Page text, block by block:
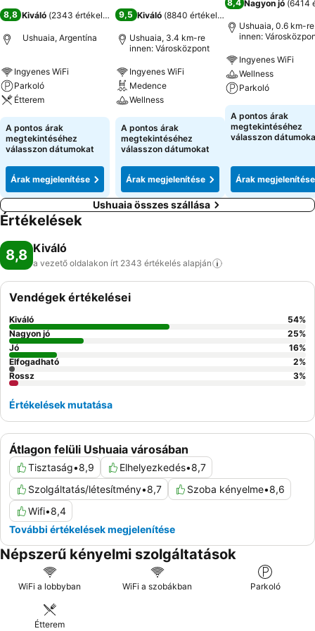
8,8 Kiváló (2343 értékelés
Ushuaia, Argentína
Ingyenes WiFi
Parkoló
Étterem
A pontos árak
megtekintéséhez
válasszon dátumokat
Árak megjelenítése
9,5 Kiváló (8840 értékelés
Ushuaia, 3.4 km-re
innen: Városközpont
Ingyenes WiFi
Medence
Wellness
A pontos árak
megtekintéséhez
válasszon dátumokat
Árak megjelenítése
8,4 Nagyon jó (6414
Ushuaia, 0.6 km-re
innen:
Ingyenes WiFi
Wellness
Parkoló
A pontos árak
megtekintéséhez
válasszon
Árak megjelenítése
Ushuaia összes szállása
Értékelések
8,8 Kiváló
a vezető oldalakon írt 2343 értékelés alapján
Átlagon felüli Ushuaia városában
Tisztaság•8,9 Elhelyezkedés•8,7
Szolgáltatás/létesítmény•8,7 Szoba kényelme•8,6
Wifi•8,4
További értékelések megjelenítése
Vendégek értékelései
Kiváló 54%
Nagyon jó
25%
Jó
16%
Elfogadható
2%
Rossz
3%
Értékelések mutatása
Népszerű kényelmi szolgáltatások
WiFi a lobbyban WiFi a szobákban Parkoló
Étterem